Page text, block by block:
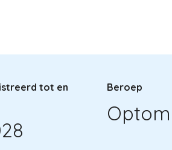
tot en
Beroep